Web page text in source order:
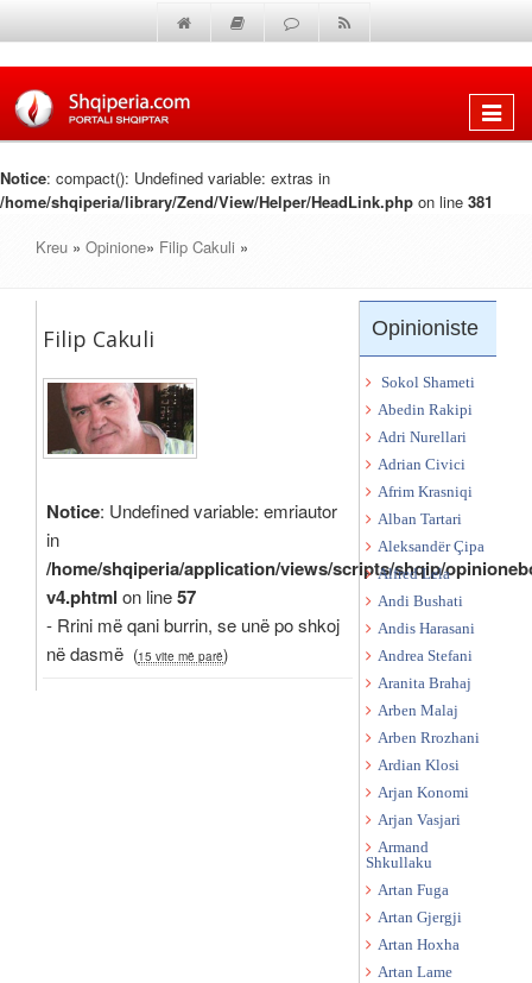
Shfaq
Notice: compact(): Undefined variable: extras in
/home/shqiperia/library/Zend/View/Helper/HeadLink.php on line 381
Kreu » Opinione» Filip Cakuli »
Filip Cakuli
Notice: Undefined variable: emriautor
in
/home/shqiperia/application/views/scripts/shqip/
v4.phtml on line57
- Rrini më qani burrin, se unë po shkoj
në dasmë (15 vite më parë)
Opinioniste
Sokol Shameti
Abedin Rakipi
Adri Nurellari
Adrian Civici
Afrim Krasniqi
Alban Tartari
Aleksandër Çipa
Alfred Lela
Andi Bushati
Andis Harasani
Andrea Stefani
Aranita Brahaj
Arben Malaj
Arben Rrozhani
Ardian Klosi
Arjan Konomi
Arjan Vasjari
Armand
Shkullaku
Artan Fuga
Artan Gjergji
Artan Hoxha
Artan Lame